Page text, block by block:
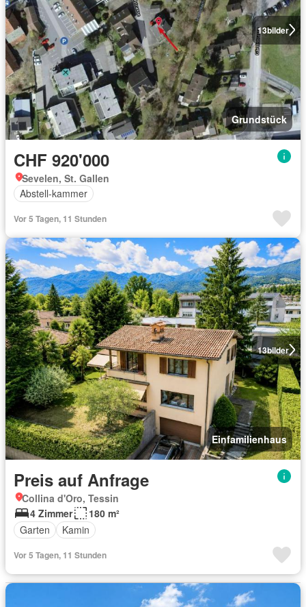
13bilder
Grundstück
CHF 920'000
Sevelen, St. Gallen
Abstell-kammer
Vor 5 Tagen, 11 Stunden
13bilder
Einfamilienhaus
Preis auf Anfrage
Collina d'Oro, Tessin
4 Zimmer
180 m²
Garten
Kamin
Vor 5 Tagen, 11 Stunden